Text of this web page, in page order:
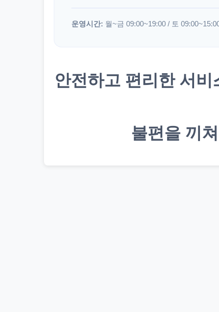
운영시간: 월~금 09:00~19:00 / 토
안전하고 편리한 서
불편을 끼